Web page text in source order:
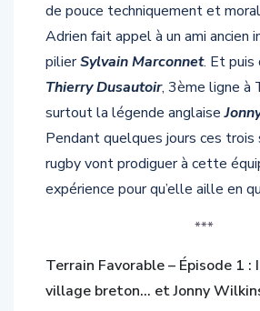
de pouce techniquement et
Adrien fait appel à un ami ancien
pilierSylvain Marconnet. Et puis
Thierry Dusautoir, 3ème ligne à
surtout la légende anglaise
Pendant quelques jours ces trois
rugby vont prodiguer à cette
expérience pour qu’elle aille en
***
Terrain Favorable – Épisode 1
village breton… et Jonny